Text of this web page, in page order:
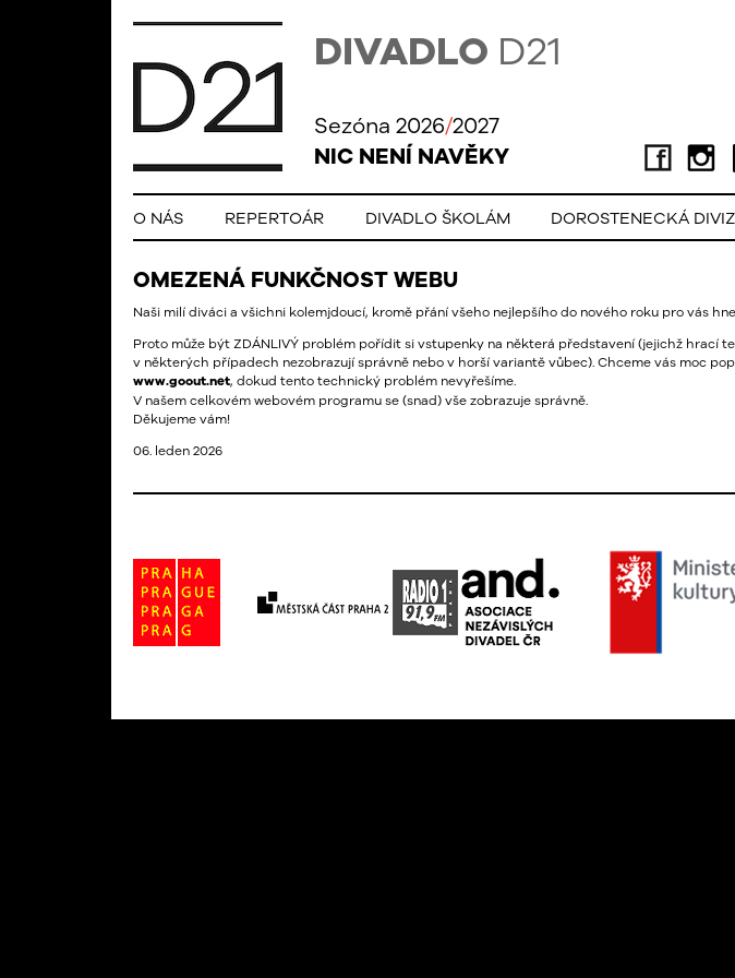
DIVADLO D21
Sezóna 2026/2027
NIC NENÍ NAVĚKY
O NÁS REPERTOÁR DIVADLO ŠKOLÁM DOROSTENECKÁ
OMEZENÁ FUNKČNOST WEBU
Naši milí diváci a všichni kolemjdoucí, kromě přání všeho nejlepšího do nového roku pro vás
Proto může být ZDÁNLIVÝ problém pořídit si vstupenky na některá představení (jejichž hrací
v některých případech nezobrazují správně nebo v horší variantě vůbec). Chceme vás moc
www.goout.net, dokud tento technický problém nevyřešíme.
V našem celkovém webovém programu se (snad) vše zobrazuje správně.
Děkujeme vám!
06. leden 2026